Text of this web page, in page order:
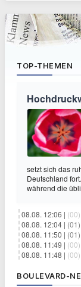
TOP-THEMEN
setzt sich das
Deutschland
während die
08.08. 12:06 | (00)
08.08. 12:04 | (01)
08.08. 11:50 | (01)
08.08. 11:49 | (00)
08.08. 11:48 | (00)
BOULEVARD-